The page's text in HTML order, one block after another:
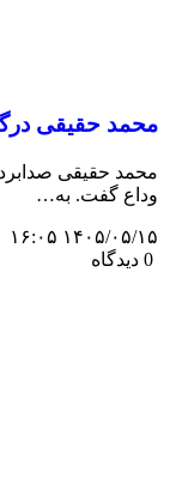
محمد حقیقی
محمد حقیقی
وداع گفت. به…
۱۴۰۵/۰۵/۱۵ ۱۶:۰۵
0 دیدگاه